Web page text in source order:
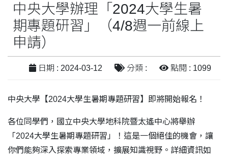
中央大學辦理「2024大學生暑
期專題研習」（4/8週一前線上
申請）
日期 : 2024-03-12 分類 : 點閱 : 1099
中央大學【2024大學生暑期專題研習】即將開始報名！
各位同學們，國立中央大學地科院暨太遙中心將舉辦
「2024大學生暑期專題研習」！這是一個絕佳的機會，讓
你們能夠深入探索專業領域，擴展知識視野。詳細資訊如